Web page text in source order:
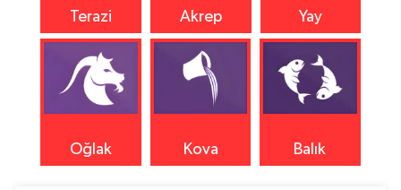
Terazi Akrep Yay
Oğlak Kova Balık